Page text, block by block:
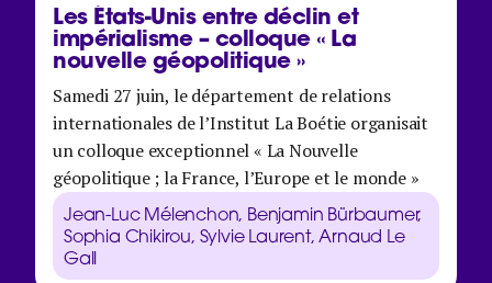
Les États-Unis entre déclin et
impérialisme – colloque « La
nouvelle géopolitique »
Samedi 27 juin, le département de relations
internationales de l’Institut La Boétie organisait
un colloque exceptionnel « La Nouvelle
géopolitique ; la France, l’Europe et le monde »
Jean-Luc Mélenchon, Benjamin Bürbaumer,
Sophia Chikirou, Sylvie Laurent, Arnaud Le
Gall